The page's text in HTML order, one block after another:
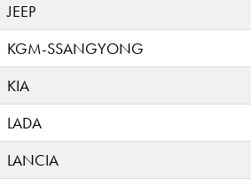
JEEP
KGM-SSANGYONG
KIA
LADA
LANCIA